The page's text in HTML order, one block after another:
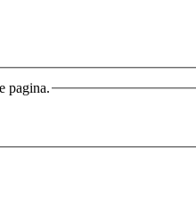
pagina.